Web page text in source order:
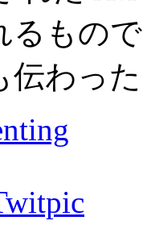
るもの
伝わっ